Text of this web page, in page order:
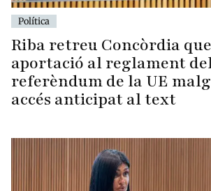
Política
Riba retreu Concòrdia
aportació al reglament
referèndum de la UE
accés anticipat al text